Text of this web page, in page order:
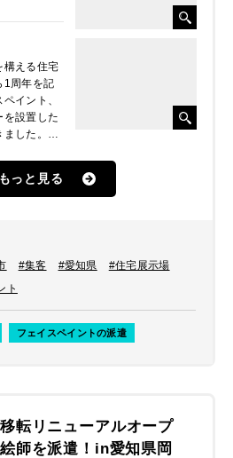
える住宅
1周年を記
イント、
を設置した
ました。お
を楽しん
たいとのこ
もっと見る
#集客 #愛知県
#住宅展示場
ト
フェイスペイントの派遣
転リニューアルオープ
師を派遣！in愛知県岡